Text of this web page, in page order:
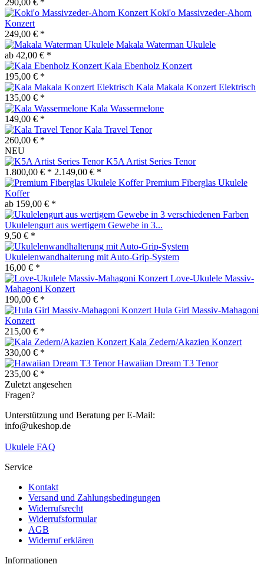
Koki'o Massivzeder-Ahorn
Konzert
249,00 € *
Makala Waterman Ukulele
ab 42,00 € *
Kala Ebenholz Konzert
195,00 € *
Kala Makala Konzert Elektrisch
135,00 € *
Kala Wassermelone
149,00 € *
Kala Travel Tenor
260,00 € *
NEU
K5A Artist Series Tenor
1.800,00 € * 2.149,00 € *
Premium Fiberglas Ukulele
Koffer
ab 159,00 € *
Ukulelengurt aus wertigem Gewebe in 3...
9,50 € *
Ukulelenwandhalterung mit Auto-Grip-System
16,00 € *
Love-Ukulele Massiv-
Mahagoni Konzert
190,00 € *
Hula Girl Massiv-Mahagoni
Konzert
215,00 € *
Kala Zedern/Akazien Konzert
330,00 € *
Hawaiian Dream T3 Tenor
235,00 € *
Zuletzt angesehen
Fragen?
Unterstützung und Beratung per E-Mail:
info@ukeshop.de
Ukulele FAQ
Service
Kontakt
Versand und Zahlungsbedingungen
Widerrufsrecht
Widerrufsformular
AGB
Widerruf erklären
Informationen